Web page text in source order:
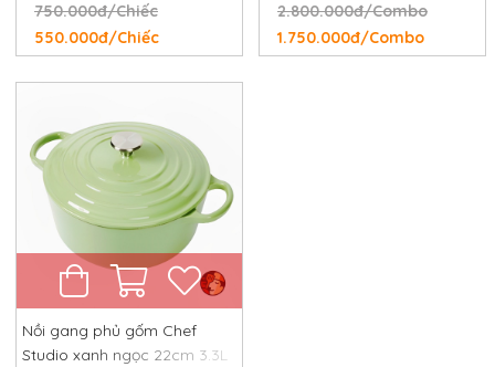
750.000đ/Chiếc
550.000đ/Chiếc
2.800.000đ/Combo
1.750.000đ/Combo
Nồi gang phủ gốm Chef
Studio xanh ngọc 22cm 3.3L